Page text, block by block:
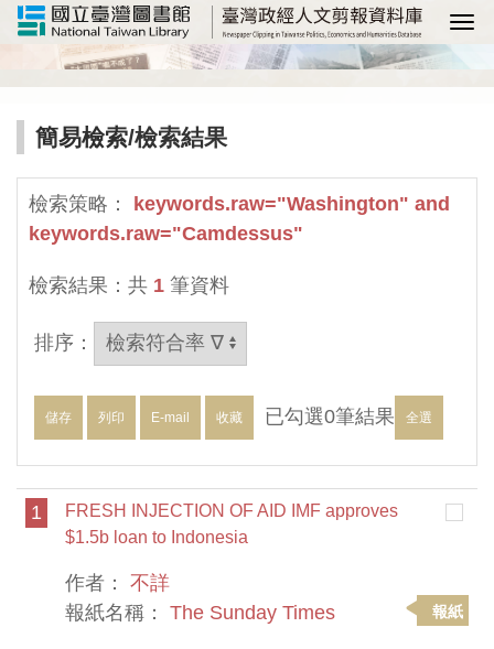
選
簡易檢索/檢索結果
檢索策略：
keywords.raw="Washington" and
keywords.raw="Camdessus"
檢索結果：共 1 筆資料
排序：
儲存 列印 E-mail 收藏 已勾選0筆結果 全選
1
FRESH INJECTION OF AID IMF approves
$1.5b loan to Indonesia
作者： 不詳
報紙名稱： The Sunday Times 報紙